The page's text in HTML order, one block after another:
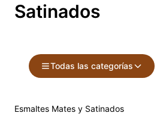
Satinados
Todas las categorías
Esmaltes Mates y Satinados